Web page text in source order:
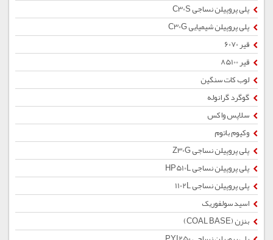
پلی پروپیلن نساجی C30S
پلی پروپیلن شیمیایی C30G
قیر 6070
قیر 85100
لوب کات سنگین
گوگرد گرانوله
سلاپس واکس
وکیوم باتوم
پلی پروپیلن نساجی Z30G
پلی پروپیلن نساجی HP510L
پلی پروپیلن نساجی 1102L
اسید سولفوریک
بنزن (COAL BASE)